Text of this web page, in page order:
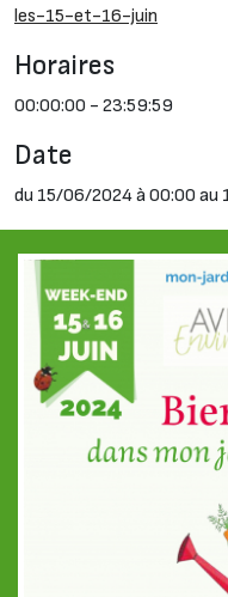
les-15-et-16-juin
Horaires
00:00:00 - 23:59:59
Date
du 15/06/2024 à 00:00 au